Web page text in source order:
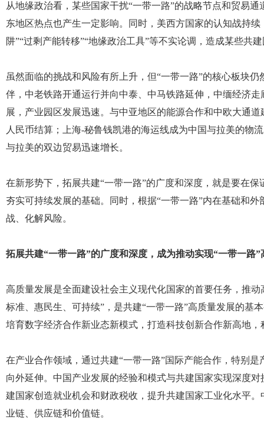
从地缘政治看，某些国家干扰“一带一路”的战略节点和贸易
东地区热点也产生一定影响。同时，美西方国家的认知战持
阱”“过剩产能转移”“地缘政治工具”等不实论调，造成某些共
虽然面临的挑战和风险有所上升，但“一带一路”的核心板块
伴，中老铁路开通运行并向中泰、中马铁路延伸，中缅经济
展，产业园区发展迅速。与中亚地区的能源合作和中欧大通
人民币结算；上海-秘鲁钱凯港的海运线成为中国与拉美的物
与拉美的双边贸易迅速增长。
在新形势下，拓展共建“一带一路”的广度和深度，就是要在
夯实可持续发展的基础。同时，根据“一带一路”内在基础和
战、化解风险。
拓展共建“一带一路”的广度和深度，成为推动实现“一带一路
高质量发展是全面建设社会主义现代化国家的首要任务，推
标准、惠民生、可持续”，是共建“一带一路”高质量发展的基
培育数字经济合作新业态新模式，打造科技创新合作新高地
在产业合作领域，通过共建“一带一路”国际产能合作，特别
向外延伸。中国产业发展的经验和模式与共建国家实现深度
建国家创造就业机会和财政税收，提升共建国家工业化水平
业链、供应链和价值链。